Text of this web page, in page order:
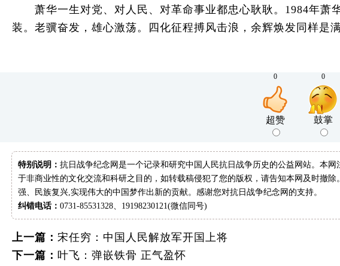
萧华一生对党、对人民、对革命事业都忠心耿耿。1984年萧
装。老骥奋发，雄心激荡。四化征程搏风击浪，余辉焕发同样是
0
超赞
0
鼓掌
特别说明： 抗日战争纪念网是一个记录和研究中国人民抗日战争历史的公益网站。本
于非商业性的文化交流和科研之目的，如转载稿侵犯了您的版权，请告知本网及时撤
强、民族复兴,实现伟大的中国梦作出新的贡献。感谢您对抗日战争纪念网的支持。
纠错电话： 0731-85531328、19198230121(微信同号)
上一篇： 宋任穷：中国人民解放军开国上将
下一篇： 叶飞：弹嵌铁骨 正气盈怀